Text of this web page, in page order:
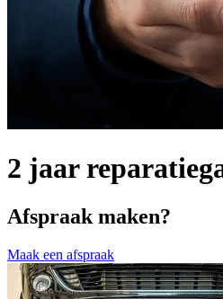
2 jaar
Afspraak maken?
Maak een afspraak